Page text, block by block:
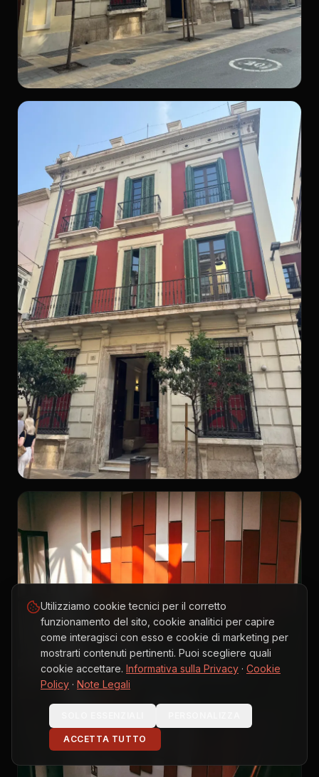
Utilizziamo cookie tecnici per il corretto
funzionamento del sito, cookie analitici per capire
come interagisci con esso e cookie di marketing per
mostrarti contenuti pertinenti. Puoi scegliere quali
cookie accettare. Informativa sulla Privacy · Cookie
Policy · Note Legali
ACCETTA TUTTO